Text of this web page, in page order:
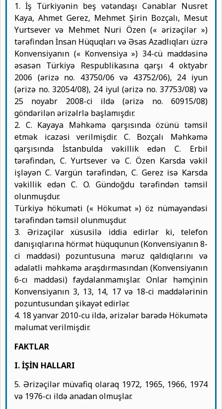
1. İş Türkiyənin beş vətəndaşı Cənablar Nusret
Kaya, Ahmet Gerez, Mehmet Şirin Bozçalı, Mesut
Yurtsever və Mehmet Nuri Özen (« ərizəçilər »)
tərəfindən İnsan Hüquqları və Əsas Azadlıqları üzrə
Konvensiyanın (« Konvensiya ») 34-cü maddəsinə
əsasən Türkiyə Respublikasına qarşı 4 oktyabr
2006 (ərizə no. 43750/06 və 43752/06), 24 iyun
(ərizə no. 32054/08), 24 iyul (ərizə no. 37753/08) və
25 noyabr 2008-ci ildə (ərizə no. 60915/08)
göndərilən ərizəlrlə başlamışdır.
2. C. Kayaya Məhkəmə qarşısında özünü təmsil
etmək icazəsi verilmişdir. C. Bozçalı Məhkəmə
qarşısında İstanbulda vəkillik edən C. Erbil
tərəfindən, C. Yurtsever və C. Özen Karsda vəkil
işləyən C. Vargün tərəfindən, C. Gerez isə Karsda
vəkillik edən C. O. Gündoğdu tərəfindən təmsil
olunmuşdur.
Türkiyə hökuməti (« Hökumət ») öz nümayəndəsi
tərəfindən təmsil olunmuşdur.
3. Ərizəçilər xüsusilə iddia edirlər ki, telefon
danışıqlarına hörmət hüququnun (Konvensiyanın 8-
ci maddəsi) pozuntusuna məruz qaldıqlarını və
ədalətli məhkəmə araşdırmasından (Konvensiyanın
6-cı maddəsi) faydalanmamışlar. Onlar həmçinin
Konvensiyanın 3, 13, 14, 17 və 18-ci maddələrinin
pozuntusundan şikayət edirlər.
4. 18 yanvar 2010-cu ildə, ərizələr barədə Hökumətə
məlumat verilmişdir.
FAKTLAR
I. İŞİN HALLARI
5. Ərizəçilər müvafiq olaraq 1972, 1965, 1966, 1974
və 1976-cı ildə anadan olmuşlar.